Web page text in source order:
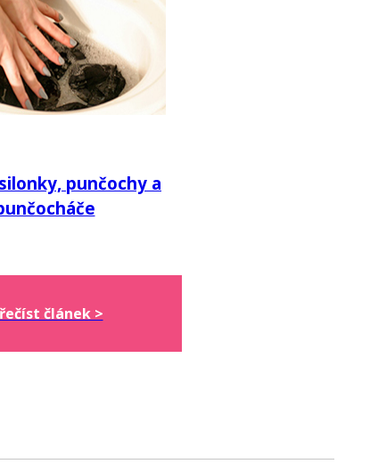
punčochy a
článek >